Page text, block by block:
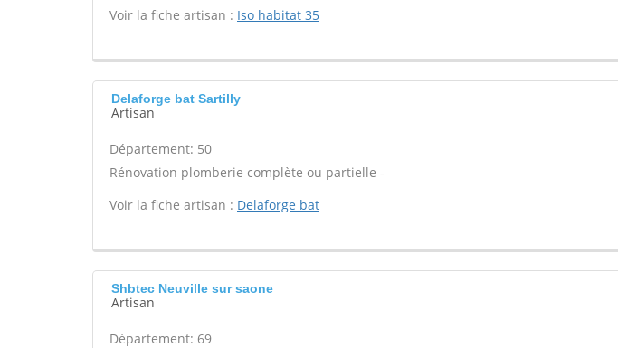
Voir la fiche artisan : Iso habitat 35
Delaforge bat Sartilly
Artisan
Département: 50
Rénovation plomberie complète ou partielle -
Voir la fiche artisan : Delaforge bat
Shbtec Neuville sur saone
Artisan
Département: 69